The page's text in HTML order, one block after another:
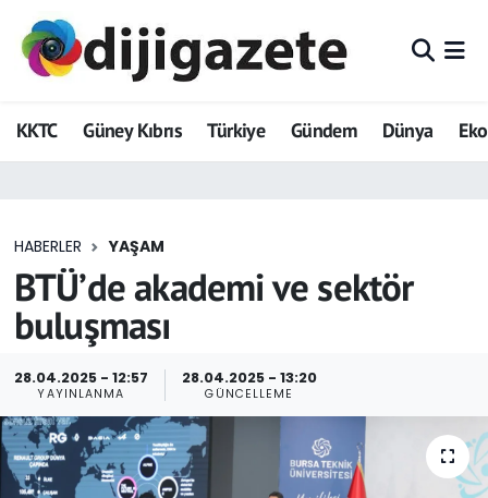
KKTC Güney Kıbrıs Türkiye Gündem Dünya
HABERLER YAŞAM
BTÜ’de akademi ve sektör
buluşması
28.04.2025 - 12:57
YAYINLANMA
28.04.2025 - 13:20
GÜNCELLEME
ADVERTORIAL
Dijigazete
Eğitim
Ekonomi
GEZİ
Güncel
Hava Durumu
Trafik Durumu
Tüm Manşetler
Son Dakika Haberleri